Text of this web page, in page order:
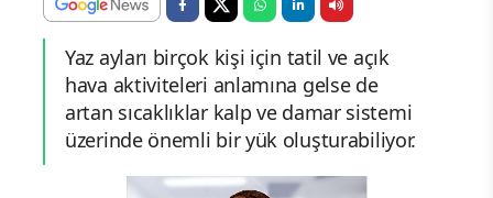
Yaz ayları birçok kişi için tatil ve açık
hava aktiviteleri anlamına gelse de
artan sıcaklıklar kalp ve damar sistemi
üzerinde önemli bir yük oluşturabiliyor.